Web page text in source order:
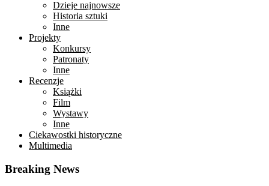
Dzieje najnowsze
Historia sztuki
Inne
Projekty
Konkursy
Patronaty
Inne
Recenzje
Książki
Film
Wystawy
Inne
Ciekawostki historyczne
Multimedia
Breaking News